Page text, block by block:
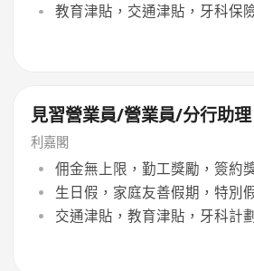
教育津貼，交通津貼，牙科保
見習營業員/營業員/分行助理
利嘉閣
佣金無上限，勤工獎勵，簽約
生日假，家庭友善假期，特別
交通津貼，教育津貼，牙科計